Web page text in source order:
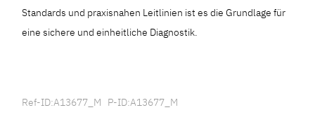
Standards und praxisnahen Leitlinien ist es die Grundlage für
eine sichere und einheitliche Diagnostik.
Ref-ID:A13677_M P-ID:A13677_M